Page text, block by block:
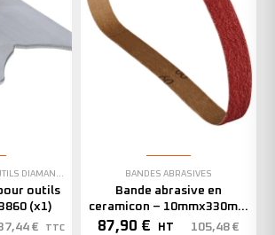
outils
(x1)
€ TTC
BANDES ABRASIVES
Bande abrasive en
ceramicon – 10mmx330mm
– Grain 40 – 333001 (x50)
87,90 € HT 105,48 €